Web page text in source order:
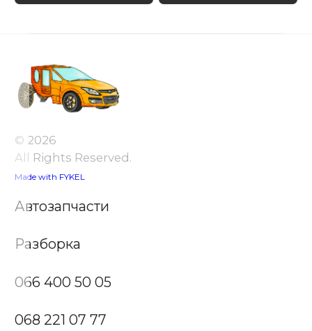
© 2026
All Rights Reserved.
Made with FYKEL
Автозапчасти
Разборка
066 400 50 05
068 221 07 77